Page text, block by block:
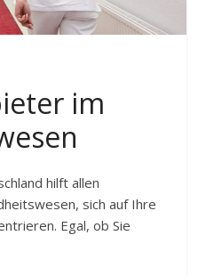
im
hilft allen
sich auf Ihre
Egal, ob Sie